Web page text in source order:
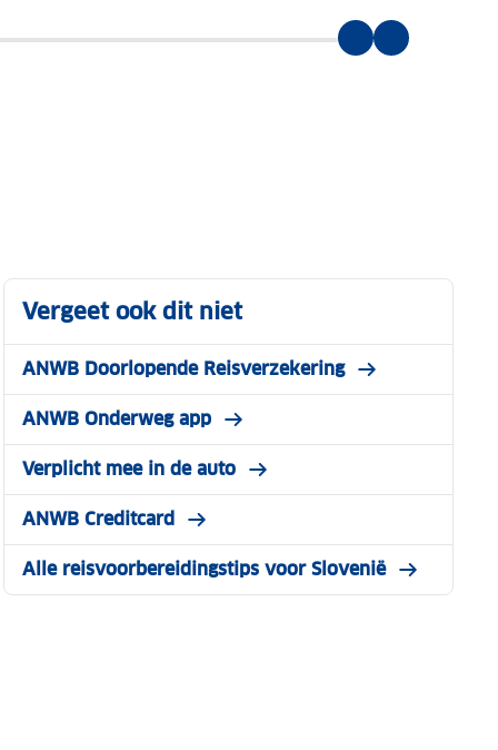
Vergeet ook dit niet
ANWB Doorlopende Reisverzekering
ANWB Onderweg app
Verplicht mee in de auto
ANWB Creditcard
Alle reisvoorbereidingstips voor Slovenië